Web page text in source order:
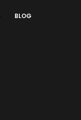
BLOG